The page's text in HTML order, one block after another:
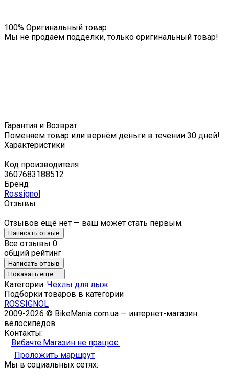
100% Оригинальный товар
Мы не продаем подделки, только оригинальный товар!
Гарантия и Возврат
Поменяем товар или вернём деньги в течении 30 дней!
Характеристики
Код производителя
3607683188512
Бренд
Rossignol
Отзывы
Отзывов ещё нет — ваш может стать первым.
Написать отзыв
Все отзывы 0
общий рейтинг
Написать отзыв
Показать ещё
Категории: Чехлы для лыж
Подборки товаров в категории
ROSSIGNOL
2009-2026 © BikeMania.com.ua — интернет-магазин
велосипедов
Контакты:
Вибачте.Магазин не працює.
Проложить маршрут
Мы в социальных сетях: